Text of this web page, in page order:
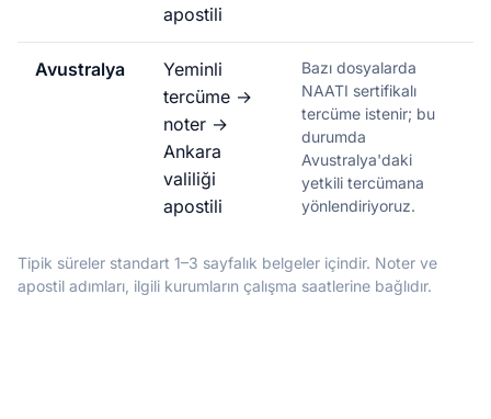
apostili
Avustralya
Yeminli
tercüme →
noter →
Ankara
valiliği
apostili
Bazı dosyalarda
NAATI sertifikalı
tercüme istenir; bu
durumda
Avustralya'daki
yetkili tercümana
yönlendiriyoruz.
Tipik süreler standart 1–3 sayfalık belgeler içindir. Noter ve
apostil adımları, ilgili kurumların çalışma saatlerine bağlıdır.